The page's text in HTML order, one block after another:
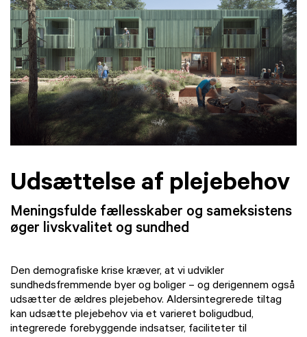
Udsættelse af plejebehov
Meningsfulde fællesskaber og sameksistens
øger livskvalitet og sundhed
Den demografiske krise kræver, at vi udvikler
sundhedsfremmende byer og boliger – og derigennem også
udsætter de ældres plejebehov. Aldersintegrerede tiltag
kan udsætte plejebehov via et varieret boligudbud,
integrerede forebyggende indsatser, faciliteter til